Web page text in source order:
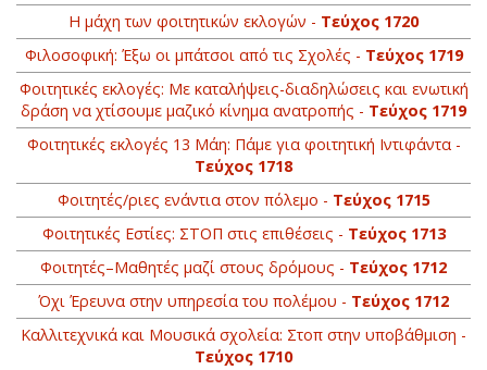
Η μάχη των φοιτητικών εκλογών - Τεύχος 1720
Φιλοσοφική: Έξω οι μπάτσοι από τις Σχολές - Τεύχος 1719
Φοιτητικές εκλογές: Με καταλήψεις-διαδηλώσεις και ενωτική
δράση να χτίσουμε μαζικό κίνημα ανατροπής - Τεύχος 1719
Φοιτητικές εκλογές 13 Μάη: Πάμε για φοιτητική Ιντιφάντα -
Τεύχος 1718
Φοιτητές/ριες ενάντια στον πόλεμο - Τεύχος 1715
Φοιτητικές Εστίες: ΣΤΟΠ στις επιθέσεις - Τεύχος 1713
Φοιτητές–Μαθητές μαζί στους δρόμους - Τεύχος 1712
Όχι Έρευνα στην υπηρεσία του πολέμου - Τεύχος 1712
Καλλιτεχνικά και Μουσικά σχολεία: Στοπ στην υποβάθμιση -
Τεύχος 1710